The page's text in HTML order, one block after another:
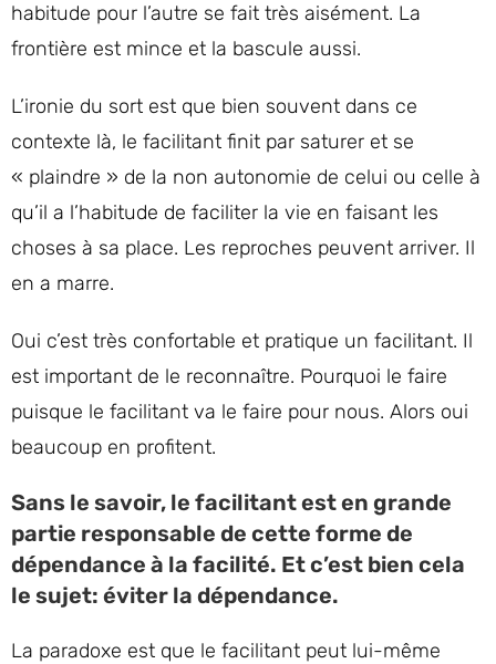
habitude pour l’autre se fait très aisément. La
frontière est mince et la bascule aussi.
L’ironie du sort est que bien souvent dans ce
contexte là, le facilitant finit par saturer et se
« plaindre » de la non autonomie de celui ou celle à
qu’il a l’habitude de faciliter la vie en faisant les
choses à sa place. Les reproches peuvent arriver. Il
en a marre.
Oui c’est très confortable et pratique un facilitant. Il
est important de le reconnaître. Pourquoi le faire
puisque le facilitant va le faire pour nous. Alors oui
beaucoup en profitent.
Sans le savoir, le facilitant est en grande
partie responsable de cette forme de
dépendance à la facilité. Et c’est bien cela
le sujet: éviter la dépendance.
La paradoxe est que le facilitant peut lui-même